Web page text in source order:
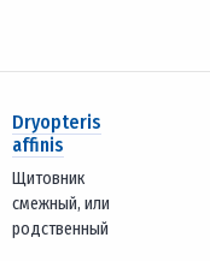
Dryopteris
affinis
Щитовник
смежный, или
родственный